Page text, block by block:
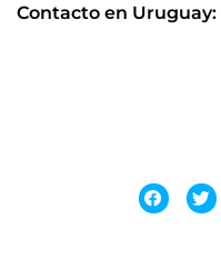
Contacto en Uruguay: